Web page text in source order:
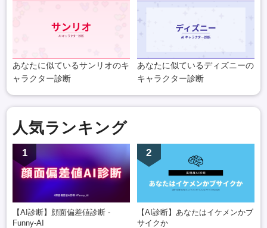
あなたに似ているサンリオのキ
ャラクター診断
あなたに似ているディズニーの
キャラクター診断
人気ランキング
1
【AI診断】顔面偏差値診断 -
Funny-AI
2
【AI診断】あなたはイケメンかブ
サイクか